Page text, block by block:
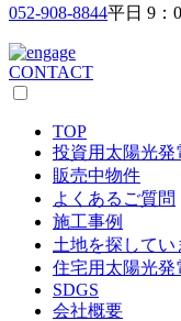
052-908-8844平日 9：
CONTACT
TOP
投資用太陽光発
販売中物件
よくあるご質問
施工事例
土地を探してい
住宅用太陽光発
SDGS
会社概要